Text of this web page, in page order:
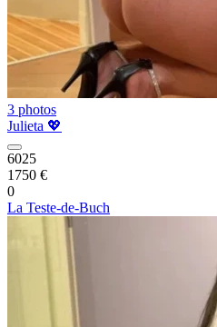
3 photos
Julieta 💖
6025
1750 €
0
La Teste-de-Buch